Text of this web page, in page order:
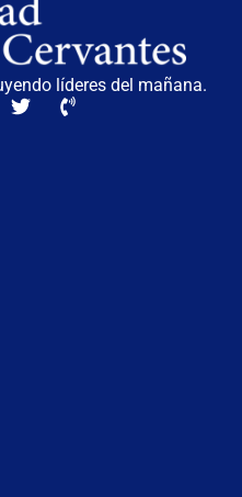
líderes del mañana.